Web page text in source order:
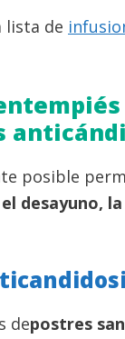
lista de
posible
desayuno,
depostres